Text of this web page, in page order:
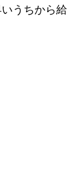
うちから給